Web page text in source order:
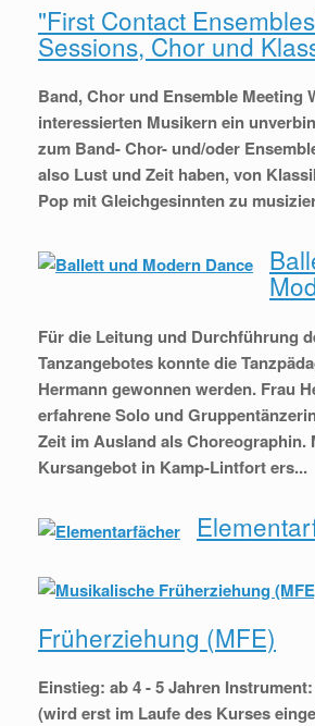
"First Contact
Sessions, Chor und
Band, Chor und Ensemble Meeting
interessierten Musikern ein
zum Band- Chor- und/oder
also Lust und Zeit haben, von
Pop mit Gleichgesinnten zu
Für die Leitung und Durchführung
Tanzangebotes konnte die
Hermann gewonnen werden. Frau
erfahrene Solo und
Zeit im Ausland als Choreographin.
Kursangebot in Kamp-Lintfort ers...
Früherziehung (MFE)
Einstieg: ab 4 - 5 Jahren
(wird erst im Laufe des Kurses